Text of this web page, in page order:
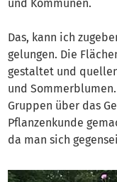
und Kommunen.
Das, kann ich
gelungen. Die
gestaltet und
und
Gruppen über das
Pflanzenkunde
da man sich